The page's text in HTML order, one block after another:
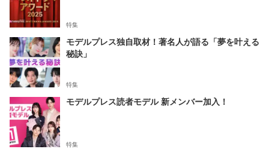
特集
モデルプレス独自取材！著名人が語る「夢を叶える
秘訣」
特集
モデルプレス読者モデル 新メンバー加入！
特集